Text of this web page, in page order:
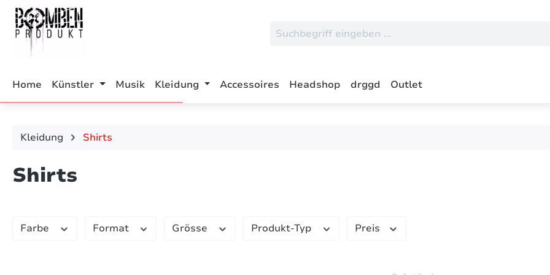
Hauptinhalt springen
Zur Suche springen
Zur Hauptnavigation springen
Home Künstler Musik Kleidung Accessoires Headshop drggd Outlet
Kleidung Shirts
Shirts
Farbe Format Grösse Produkt-Typ Preis